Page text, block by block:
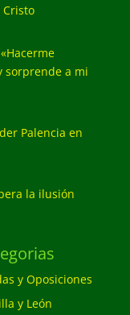
«Hacerme
sorprende a mi
Palencia en
la ilusión
y Oposiciones
y León